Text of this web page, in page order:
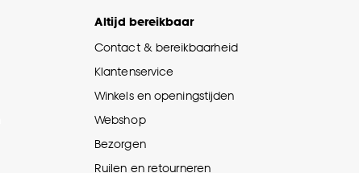
Altijd bereikbaar
Contact & bereikbaarheid
Klantenservice
Winkels en openingstijden
Webshop
Bezorgen
Ruilen en retourneren